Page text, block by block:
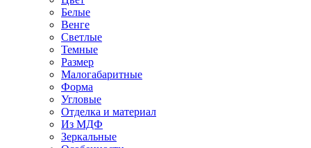
Белые
Венге
Светлые
Темные
Размер
Малогабаритные
Форма
Угловые
Отделка и материал
Из МДФ
Зеркальные